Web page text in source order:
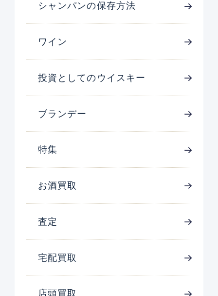
シャンパンの保存方法
ワイン
投資としてのウイスキー
ブランデー
特集
お酒買取
査定
宅配買取
店頭買取